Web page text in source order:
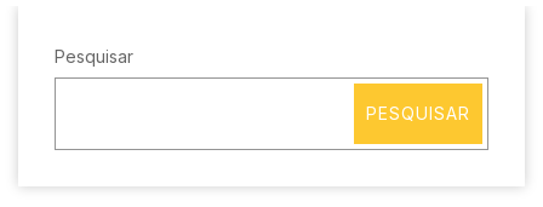
Pesquisar
PESQUISAR